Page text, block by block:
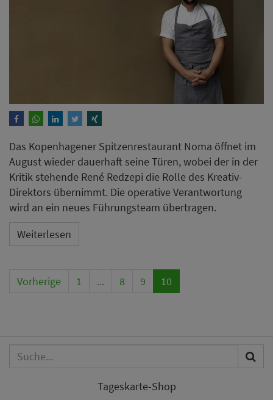
Das Kopenhagener Spitzenrestaurant Noma öffnet im
August wieder dauerhaft seine Türen, wobei der in der
Kritik stehende René Redzepi die Rolle des Kreativ-
Direktors übernimmt. Die operative Verantwortung
wird an ein neues Führungsteam übertragen.
Weiterlesen
Vorherige 1 ... 8 9 10
Tageskarte-Shop